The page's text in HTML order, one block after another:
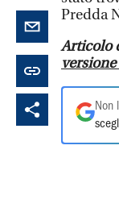
Predda
Articolo
Non